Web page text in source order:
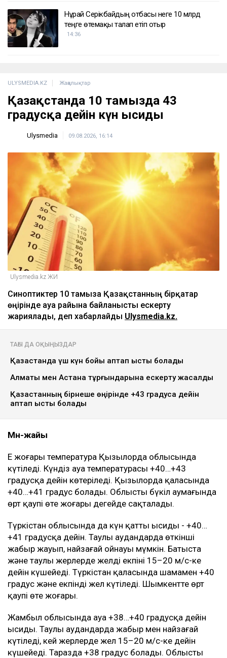
Нұрай Серікбайдың отбасы неге 10 млрд
теңге өтемақы талап етіп отыр
14:36
ULYSMEDIA.KZ Жаңалықтар
Қазақстанда 10 тамызда 43
градусқа дейін күн ысиды
Ulysmedia 09.08.2026, 16:14
Ulysmedia.kz ЖИ
Синоптиктер 10 тамызға Қазақстанның бірқатар
өңірінде ауа райына байланысты ескерту
жариялады, деп хабарлайды Ulysmedia.kz.
ТАҒЫ ДА ОҚЫҢЫЗДАР
Қазақстанда үш күн бойы аптап ыстық болады
Алматы мен Астана тұрғындарына ескерту жасалды
Қазақстанның бірнеше өңірінде +43 градусқа дейін
аптап ыстық болады
Мән-жайы
Ең жоғары температура Қызылорда облысында
күтіледі. Күндіз ауа температурасы +40…+43
градусқа дейін көтеріледі. Қызылорда қаласында
+40…+41 градус болады. Облыстың бүкіл аумағында
өрт қаупі өте жоғары деңгейде сақталады.
Түркістан облысында да күн қатты ысиды - +40…
+41 градусқа дейін. Таулы аудандарда өткінші
жаңбыр жауып, найзағай ойнауы мүмкін. Батыста
және таулы жерлерде желдің екпіні 15–20 м/с-ке
дейін күшейеді. Түркістан қаласында шамамен +40
градус және екпінді жел күтіледі. Шымкентте өрт
қаупі өте жоғары.
Жамбыл облысында ауа +38…+40 градусқа дейін
ысиды. Таулы аудандарда жаңбыр мен найзағай
күтіледі, кей жерлерде жел 15–20 м/с-ке дейін
күшейеді. Таразда +38 градус болады. Облыстың